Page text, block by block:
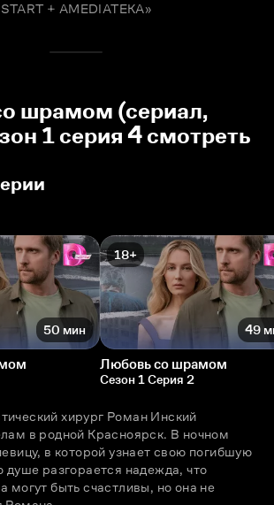
START + AMEDIATEKA»
шрамом (сериал,
1 серия 4 смотреть
50 мин
18+
49
Любовь со шрамом
Сезон 1 Серия 2
хирург Роман Инский
в родной Красноярск. В ночном
в которой узнает свою погибшую
душе разгорается надежда, что
могут быть счастливы, но она не